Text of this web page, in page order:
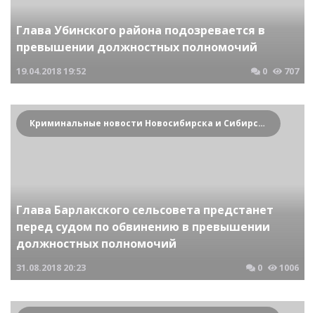
Глава Убинского района подозревается в
превышении должностных полномочий
19.04.201819:52 0 707
Криминальные новости Новосибирска и Сибирского региона
Глава Барлакского сельсовета предстанет
перед судом по обвинению в превышении
должностных полномочий
31.08.2018 20:23 0 1006